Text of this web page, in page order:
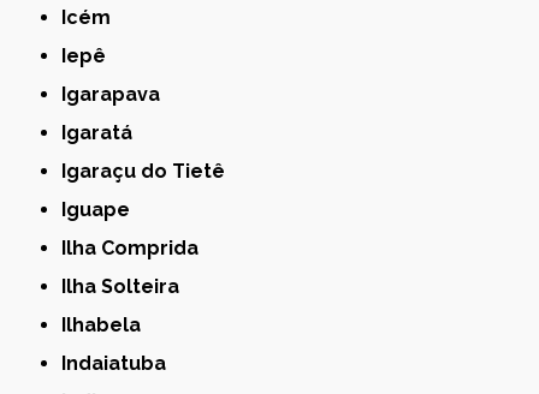
Icém
Iepê
Igarapava
Igaratá
Igaraçu do Tietê
Iguape
Ilha Comprida
Ilha Solteira
Ilhabela
Indaiatuba